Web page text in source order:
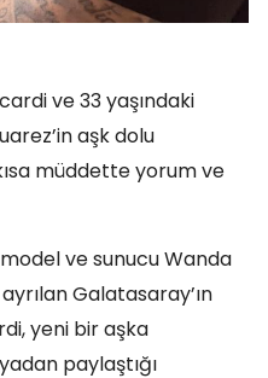
ve 33 yaşındaki
aşk dolu
müddette yorum ve
ve sunucu Wanda
Galatasaray’ın
yeni bir aşka
paylaştığı